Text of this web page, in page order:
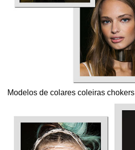
Modelos de colares coleiras